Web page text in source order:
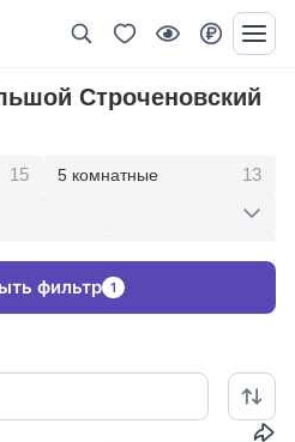
Строченовский
15 5 комнатные 13
фильтр 1